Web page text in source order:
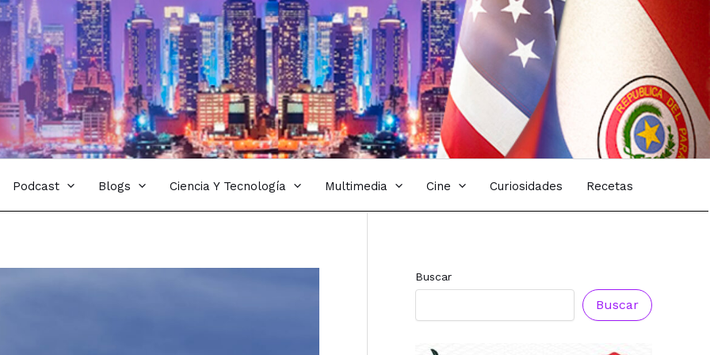
Podcast Blogs Ciencia Y Tecnología Multimedia Cine Curiosidades Recetas
Buscar
Buscar